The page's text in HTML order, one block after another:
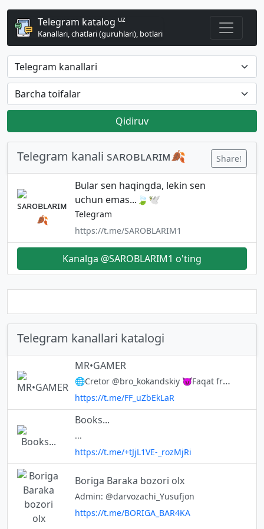
Telegram katalog uz
Kanallari, chatlari (guruhlari), botlari
Qidiruv
Telegram kanali sᴀʀᴏʙʟᴀʀɪᴍ🍂 Share!
Bular sen haqingda, lekin sen
uchun emas...🍃🕊️
Telegram
https://t.me/SAROBLARIM1
Kanalga @SAROBLARIM1 o'ting
Telegram kanallari katalogi
MR•GAMER
🌐Cretor @bro_kokandskiy 😈Faqat free fire😈 Kanalimizda 🌐 Videolar🎥 Baglar Layfhaklar Foto Muzika Va Free Fire yangiliklarini ko'rishingiz mumkun
https://t.me/FF_uZbEkLaR
Books...
...
https://t.me/+tJjL1VE-_rozMjRi
Boriga Baraka bozori olx
Admin: @darvozachi_Yusufjon
https://t.me/BORIGA_BAR4KA